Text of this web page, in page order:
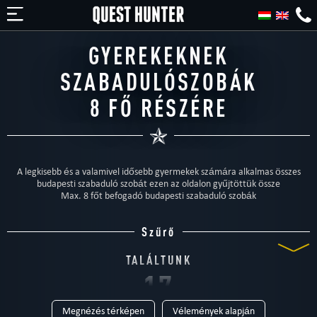
GYEREKEKNEK
SZABADULÓSZOBÁK
8 FŐ RÉSZÉRE
A legkisebb és a valamivel idősebb gyermekek számára alkalmas összes
budapesti szabaduló szobát ezen az oldalon gyűjtöttük össze
Max. 8 főt befogadó budapesti szabaduló szobák
Szűrő
TALÁLTUNK
17
Megnézés térképen Vélemények alapján